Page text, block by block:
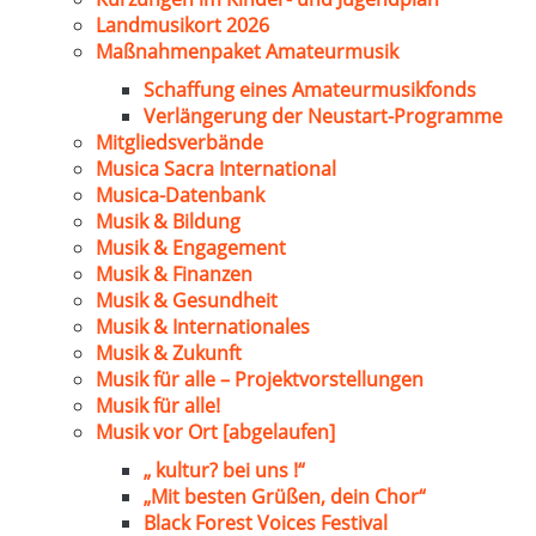
Landmusikort 2026
Maßnahmenpaket Amateurmusik
Schaffung eines Amateurmusikfonds
Verlängerung der Neustart-Programme
Mitgliedsverbände
Musica Sacra International
Musica-Datenbank
Musik & Bildung
Musik & Engagement
Musik & Finanzen
Musik & Gesundheit
Musik & Internationales
Musik & Zukunft
Musik für alle – Projektvorstellungen
Musik für alle!
Musik vor Ort [abgelaufen]
„ kultur? bei uns !“
„Mit besten Grüßen, dein Chor“
Black Forest Voices Festival